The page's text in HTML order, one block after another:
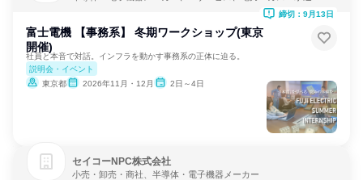
富士電機 【事務系】 冬期ワークショップ(東京
開催)
社員と本音で対話。インフラを動かす事務系の正体に迫る。
説明会・イベント
東京都
2026年11月・12月 2日～4日
締切：9月13日
セイコーNPC株式会社
小売・卸売・商社、半導体・電子機器メーカー